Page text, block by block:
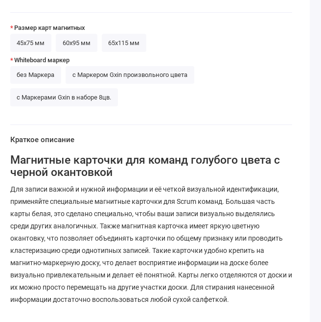
Размер карт магнитных
45х75 мм 60х95 мм 65х115 мм
Whiteboard маркер
без Маркера с Маркером Gxin произвольного цвета
с Маркерами Gxin в наборе 8цв.
Краткое описание
Магнитные карточки для команд голубого цвета с
черной окантовкой
Для записи важной и нужной информации и её четкой визуальной идентификации,
применяйте специальные магнитные карточки для Scrum команд. Большая часть
карты белая, это сделано специально, чтобы ваши записи визуально выделялись
среди других аналогичных. Также магнитная карточка имеет яркую цветную
окантовку, что позволяет объединять карточки по общему признаку или проводить
кластеризацию среди однотипных записей. Такие карточки удобно крепить на
магнитно-маркерную доску, что делает восприятие информации на доске более
визуально привлекательным и делает её понятной. Карты легко отделяются от доски и
их можно просто перемещать на другие участки доски. Для стирания нанесенной
информации достаточно воспользоваться любой сухой салфеткой.